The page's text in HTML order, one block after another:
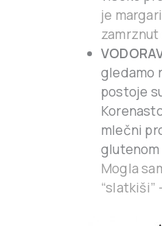
je
zamrznut
gledamo
postoje
mlečni
Mogla
“slatkiši”